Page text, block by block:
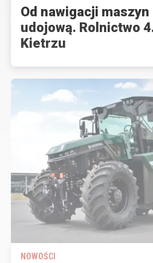
Od nawigacji
udojową. Rolnictwo
Kietrzu
NOWOŚCI